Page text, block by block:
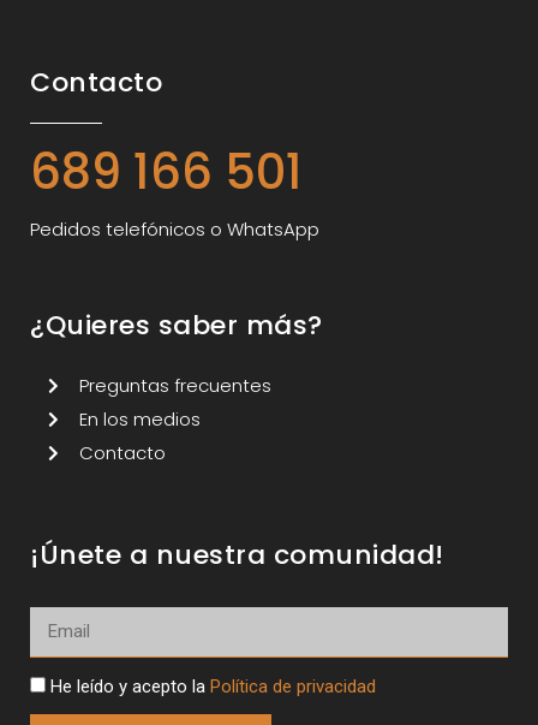
Contacto
689 166 501
Pedidos telefónicos o WhatsApp
¿Quieres saber más?
Preguntas frecuentes
En los medios
Contacto
¡Únete a nuestra comunidad!
He leído y acepto la Política de privacidad